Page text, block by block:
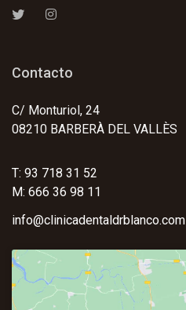
Contacto
C/ Monturiol, 24
08210 BARBERÀ DEL VALLÈS
T: 93 718 31 52
M: 666 36 98 11
info@clinicadentaldrblanco.com